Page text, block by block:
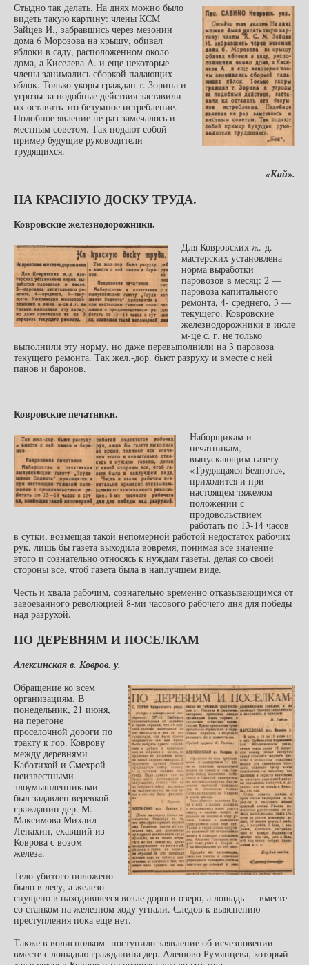
Стыдно так делать. На днях можно было
видеть такую картину: члены КСМ
Зайцев И., забравшись через мезонин
дома 6 Морозова на крышу, обивал
яблоки в саду, расположенном около
дома, а Киселева А. и еще некоторые
члены занимались сборкой падающих
яблок. Только укоры граждан т. Зорина и
угрозы за подобные действия заставили
их оставить это безумное истребление.
Подобное явление не раз замечалось и
местным советом. Так подают собой
пример будущие руководители
трудящихся.
«Кай».
НА КРАСНУЮ ДОСКУ ТРУДА.
Ковровские железнодорожники.
Для Ковровских ж.-д.
мастерских установлена
норма выработки
паровозов в месяц: 2 —
паровоза капитального
ремонта, 4- среднего, 3 —
текущего. Ковровские
железнодорожники в июле
м-це с. г. не только
выполнили эту норму, но даже перевыполнили на 3 паровоза
текущего ремонта. Так жел.-дор. бьют разруху и вместе с ней
панов и баронов.
Ковровские печатники.
Наборщикам и
печатникам,
выпускающим газету
«Трудящаяся Беднота»,
приходится и при
настоящем тяжелом
положении с
продовольствием
работать по 13-14 часов
в сутки, возмещая такой непомерной работой недостаток рабочих
рук, лишь бы газета выходила вовремя, понимая все значение
этого и сознательно относясь к нуждам газеты, делая со своей
стороны все, чтоб газета была в наилучшем виде.
Честь и хвала рабочим, сознательно временно отказывающимся от
завоеванного революцией 8-ми часового рабочего дня для победы
над разрухой.
ПО ДЕРЕВНЯМ И ПОСЕЛКАМ
Алексинская в. Ковров. у.
Обращение ко всем
организациям. В
понедельник, 21 июня,
на перегоне
проселочной дороги по
тракту к гор. Коврову
между деревнями
Каботихой и Смехрой
неизвестными
злоумышленниками
был задавлен веревкой
гражданин дер. М.
Максимова Михаил
Лепахин, ехавший из
Коврова с возом
железа.
Тело убитого положено
было в лесу, а железо
спущено в находившееся возле дороги озеро, а лошадь — вместе
со станком на железном ходу угнали. Следов к выяснению
преступления пока еще нет.
Также в волисполком поступило заявление об исчезновении
вместе с лошадью гражданина дер. Алешово Румянцева, который